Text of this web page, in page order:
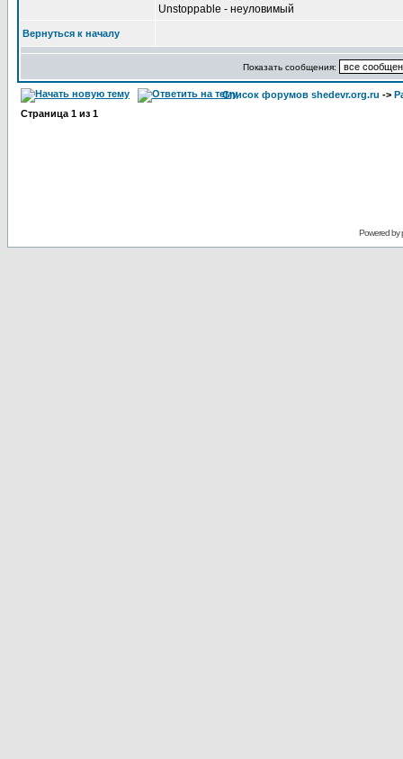
Unstoppable - неуловимый
Вернуться к началу
Показать сообщения:
Список форумов shedevr.org.ru ->
Страница 1 из 1
Powered by